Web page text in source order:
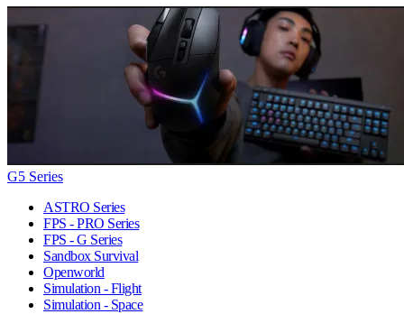
G5 Series
ASTRO Series
FPS - PRO Series
FPS - G Series
Sandbox Survival
Openworld
Simulation - Flight
Simulation - Space